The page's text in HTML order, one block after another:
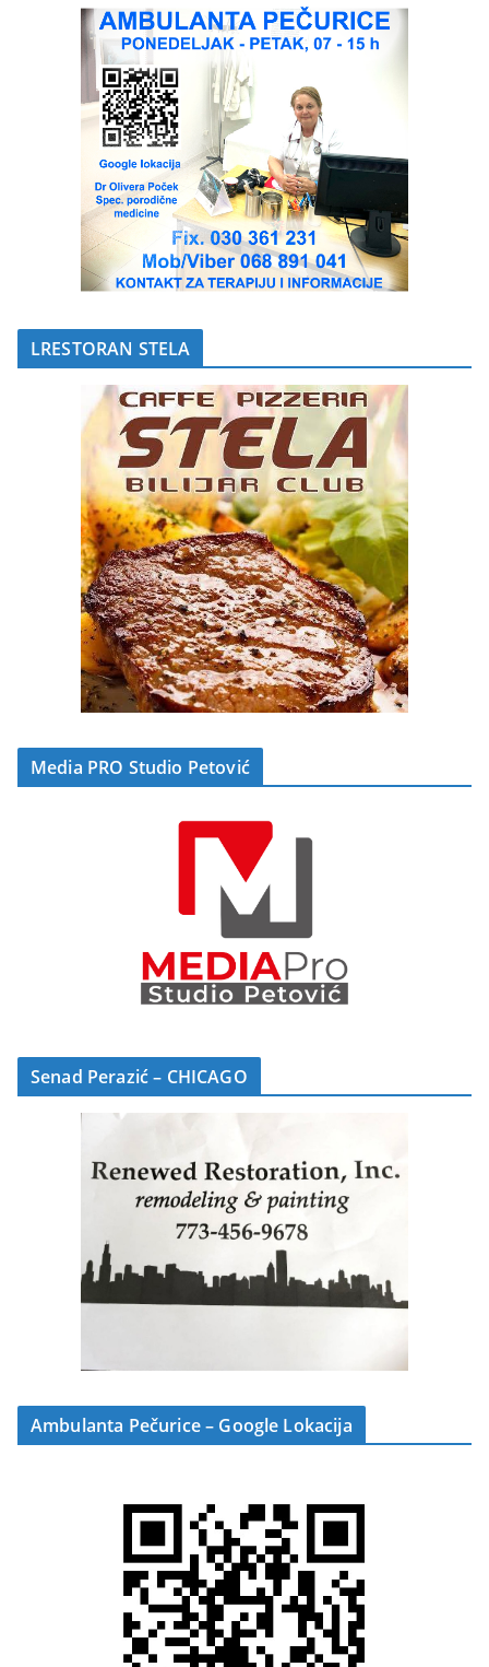
LRESTORAN STELA
Media PRO Studio Petović
Senad Perazić – CHICAGO
Ambulanta Pečurice – Google Lokacija